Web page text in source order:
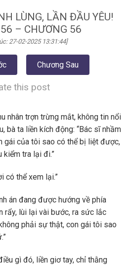
LÙNG, LẦN ĐẦU YÊU!
– CHƯƠNG 56
27-02-2025 13:31:44]
Chương Sau
this post
nhân trợn trừng mắt, không tin nổi
bà ta liền kích động: “Bác sĩ nhầm
gái của tôi sao có thể bị liệt được,
kiểm tra lại đi.”
có thể xem lại.”
án đang được hướng về phía
rẩy, lùi lại vài bước, ra sức lắc
phải sự thật, con gái tôi sao
gì đó, liền giơ tay, chỉ thằng